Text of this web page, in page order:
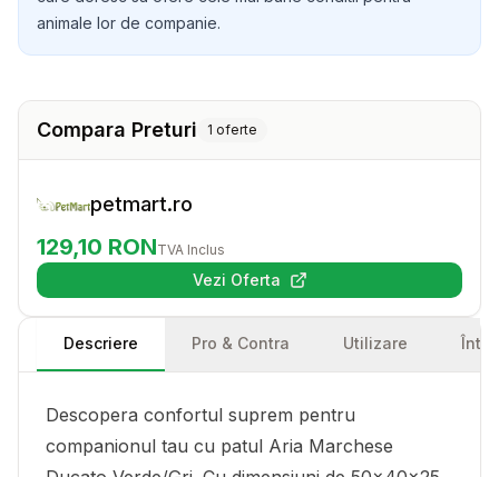
animale lor de companie.
Compara Preturi 1 oferte
petmart.ro
129,10 RONTVA Inclus
Vezi Oferta(se deschide într-o filă nouă)
Descriere Pro & Contra Utilizare
Descopera confortul suprem pentru
companionul tau cu patul Aria Marchese